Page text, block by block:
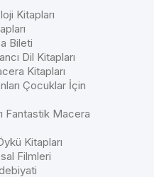
Kitapları
Bileti
Dil Kitapları
Kitapları
Çocuklar İçin
Fantastik Macera
Kitapları
Filmleri